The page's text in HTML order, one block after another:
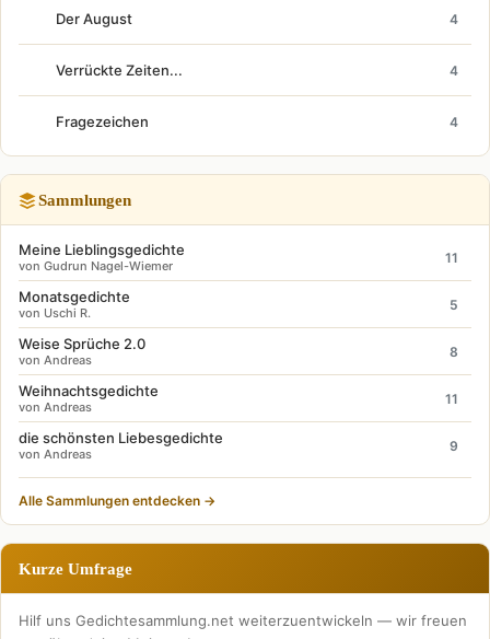
Der August 4
Verrückte Zeiten... 4
Fragezeichen 4
Sammlungen
Meine Lieblingsgedichte
von Gudrun Nagel-Wiemer
11
Monatsgedichte
von Uschi R.
5
Weise Sprüche 2.0
von Andreas
8
Weihnachtsgedichte
von Andreas
11
die schönsten Liebesgedichte
von Andreas
9
Alle Sammlungen entdecken →
Kurze Umfrage
Hilf uns Gedichtesammlung.net weiterzuentwickeln — wir freuen